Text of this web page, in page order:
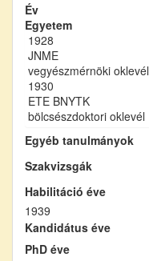
Év
Egyetem
1928
JNME
vegyészmérnöki oklevél
1930
ETE BNYTK
bölcsészdoktori oklevél
Egyéb tanulmányok
Szakvizsgák
Habilitáció éve
1939
Kandidátus éve
PhD éve